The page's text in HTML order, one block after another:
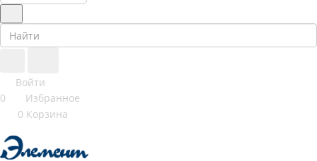
Войти
0
Избранное
0 Корзина